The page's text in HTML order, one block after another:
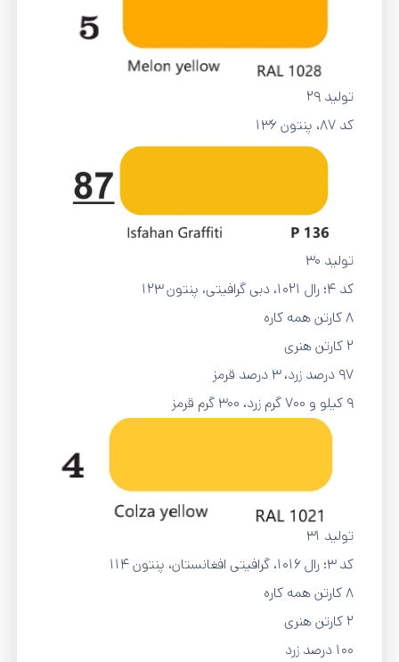
تولید 29
کد 87، پنتون 136
تولید 30
کد 4؛ رال 1021، دبی گرافیتی، پنتون 123
8 کارتن همه کاره
2 کارتن هنری
97 درصد زرد، 3 درصد قرمز
9 کیلو و 700 گرم زرد، 300 گرم قرمز
تولید 31
کد 3؛ رال 1016، گرافیتی افغانستان، پنتون 114
8 کارتن همه کاره
2 کارتن هنری
100 درصد زرد